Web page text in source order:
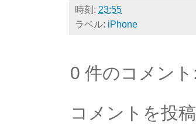
時刻: 23:55
ラベル: iPhone
0 件のコメント:
コメントを投稿